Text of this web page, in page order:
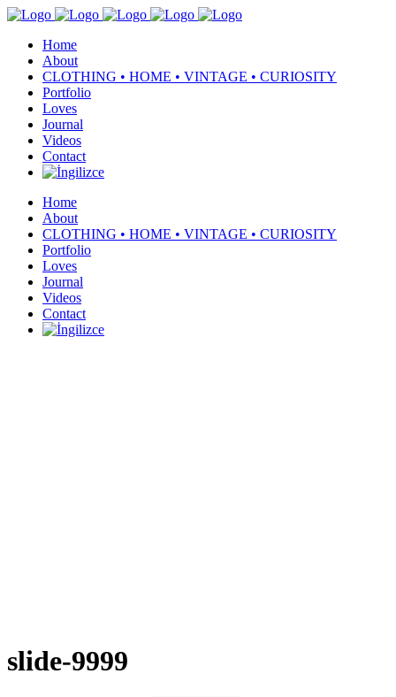
Home
About
CLOTHING • HOME • VINTAGE • CURIOSITY
Portfolio
Loves
Journal
Videos
Contact
Home
About
CLOTHING • HOME • VINTAGE • CURIOSITY
Portfolio
Loves
Journal
Videos
Contact
slide-9999